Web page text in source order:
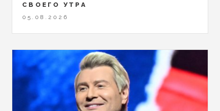
СВОЕГО УТРА
05.08.2026